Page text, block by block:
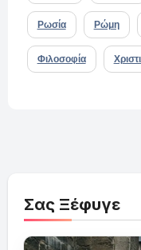
Ρωσία Ρώμη
Φιλοσοφία
Σας Ξέφυγε